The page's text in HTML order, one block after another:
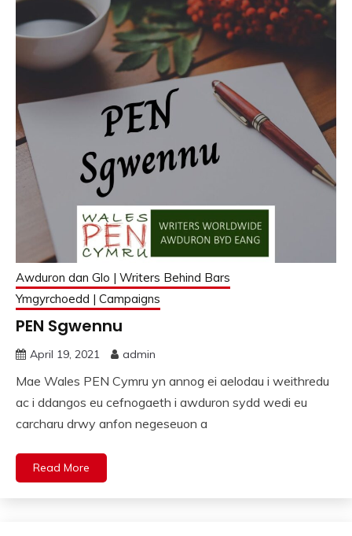
Awduron dan Glo | Writers Behind Bars
Ymgyrchoedd | Campaigns
PEN Sgwennu
April 19, 2021 admin
Mae Wales PEN Cymru yn annog ei aelodau i weithredu
ac i ddangos eu cefnogaeth i awduron sydd wedi eu
carcharu drwy anfon negeseuon a
Read More